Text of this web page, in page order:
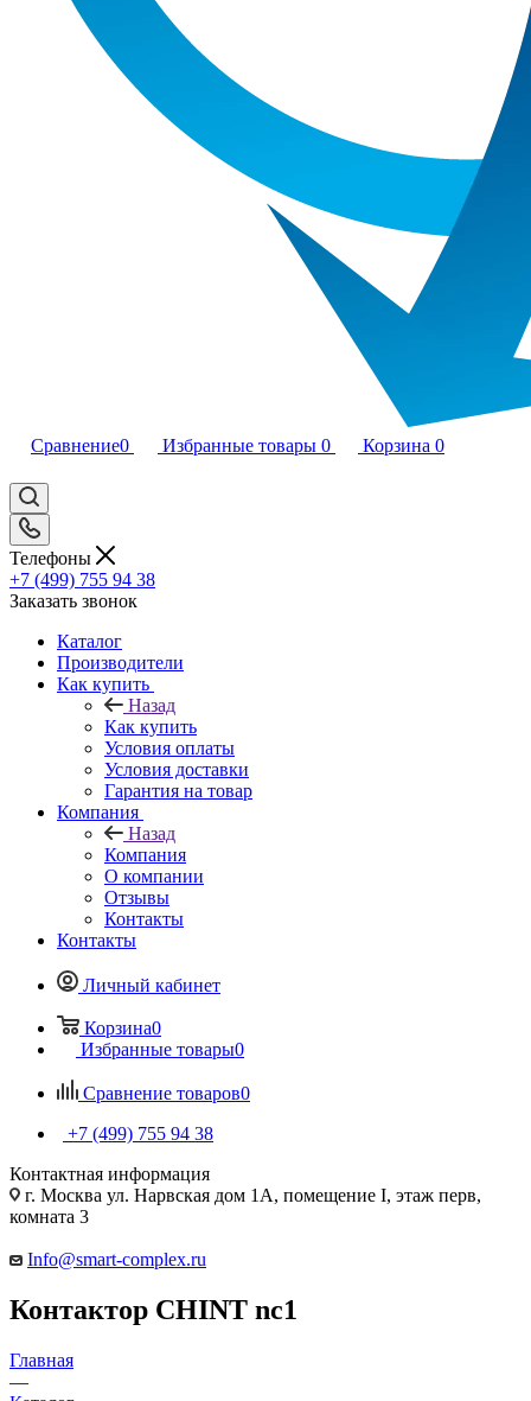
Сравнение0 Избранные товары 0 Корзина 0
Телефоны
+7 (499) 755 94 38
Заказать звонок
Каталог
Производители
Как купить
Назад
Как купить
Условия оплаты
Условия доставки
Гарантия на товар
Компания
Назад
Компания
О компании
Отзывы
Контакты
Контакты
Личный кабинет
Корзина0
Избранные товары0
Сравнение товаров0
+7 (499) 755 94 38
Контактная информация
г. Москва ул. Нарвская дом 1А, помещение I, этаж перв,
комната 3
Info@smart-complex.ru
Контактор CHINT nc1
Главная
—